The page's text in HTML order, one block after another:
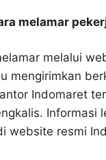
melamar
melalui
mengirimkan
Indomaret
Informasi
website resmi